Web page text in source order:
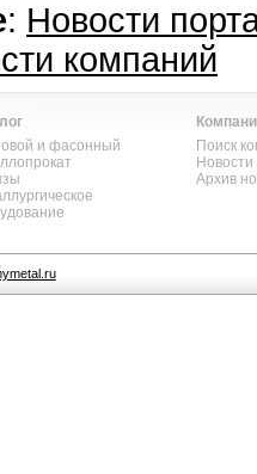
: Новости
компаний
и фасонный
Поиск
Архив